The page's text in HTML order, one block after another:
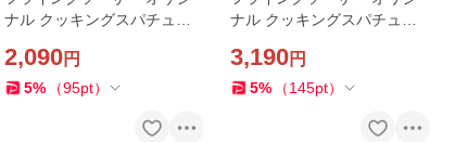
ナル クッキングスパチュラ
熱300℃ 一体成型【レビュー
投稿で商品価格(税抜)10%分
2,090円
5% （95pt）
ナル クッキングスパチュラ
プーンタイプ【レビュー投稿
で商品価格(税抜)10%分のク
3,190円
5% （145pt）